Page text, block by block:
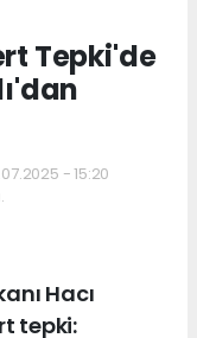
Tepki'de
- 15:20
Hacı
tepki: